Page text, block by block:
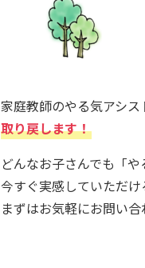
家庭教師のやる気アシス
取り戻します！
どんなお子さんでも「
今すぐ実感していただけ
まずはお気軽にお問い合